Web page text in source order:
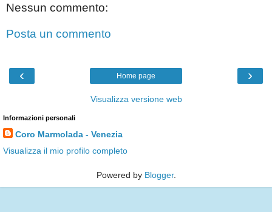
Nessun commento:
Posta un commento
‹ ›
Home page
Visualizza versione web
Informazioni personali
Coro Marmolada - Venezia
Visualizza il mio profilo completo
Powered by Blogger.